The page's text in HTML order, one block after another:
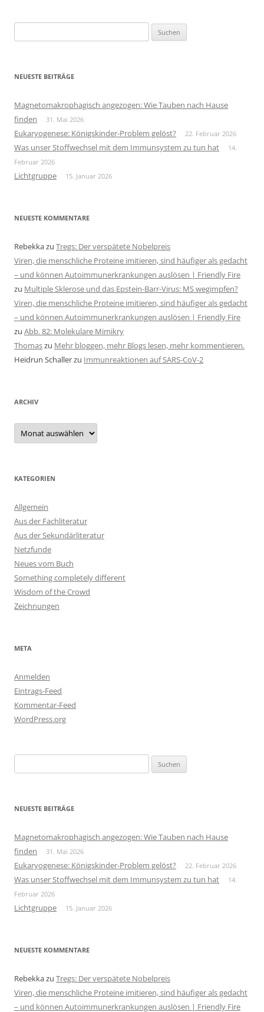
nach:
NEUESTE BEITRÄGE
Magnetomakrophagisch angezogen: Wie Tauben nach Hause
finden
31. Mai 2026
Eukaryogenese: Königskinder-Problem gelöst? 22. Februar 2026
Was unser Stoffwechsel mit dem Immunsystem zu tun hat
14.
Februar 2026
Lichtgruppe 15. Januar 2026
NEUESTE KOMMENTARE
Rebekkazu Tregs: Der verspätete Nobelpreis
Viren, die menschliche Proteine imitieren, sind häufiger als gedacht
– und können Autoimmunerkrankungen auslösen | Friendly Fire
zu Multiple Sklerose und das Epstein-Barr-Virus: MS wegimpfen?
Viren, die menschliche Proteine imitieren, sind häufiger als gedacht
– und können Autoimmunerkrankungen auslösen | Friendly Fire
zu Abb. 82: Molekulare Mimikry
Thomaszu Mehr bloggen, mehr Blogs lesen, mehr kommentieren.
Heidrun Schallerzu Immunreaktionen auf SARS-CoV-2
ARCHIV
Archiv
KATEGORIEN
Allgemein
Aus der Fachliteratur
Aus der Sekundärliteratur
Netzfunde
Neues vom Buch
Something completely different
Wisdom of the Crowd
Zeichnungen
META
Anmelden
Eintrags-Feed
Kommentar-Feed
WordPress.org
nach:
NEUESTE BEITRÄGE
Magnetomakrophagisch angezogen: Wie Tauben nach Hause
finden
31. Mai 2026
Eukaryogenese: Königskinder-Problem gelöst? 22. Februar 2026
Was unser Stoffwechsel mit dem Immunsystem zu tun hat
14.
Februar 2026
Lichtgruppe 15. Januar 2026
NEUESTE KOMMENTARE
Rebekkazu Tregs: Der verspätete Nobelpreis
Viren, die menschliche Proteine imitieren, sind häufiger als gedacht
– und können Autoimmunerkrankungen auslösen | Friendly Fire